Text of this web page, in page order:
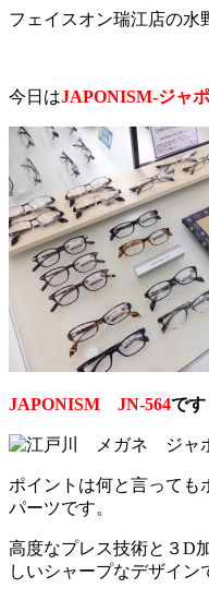
フェイスオン瑞江店の水
今日はJAPONISM-ジャ
JAPONISM JN-564です
ポイントは何と言っても
パーツです。
高度なプレス技術と３D
しいシャープなデザイン